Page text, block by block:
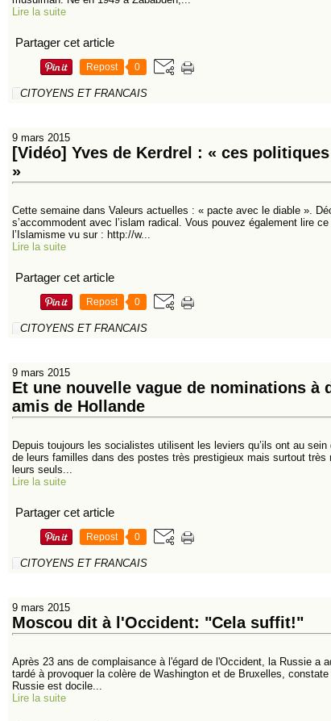
Lire la suite
Partager cet article
Repost 0
CITOYENS ET FRANCAIS
9 mars 2015
[Vidéo] Yves de Kerdrel : « ces
»
Cette semaine dans Valeurs actuelles : « pacte avec le diable ».
s’accommodent avec l’islam radical. Vous pouvez également lire
l’Islamisme vu sur : http://w...
Lire la suite
Partager cet article
Repost 0
CITOYENS ET FRANCAIS
9 mars 2015
Et une nouvelle vague de nominations
amis de Hollande
Depuis toujours les socialistes utilisent les leviers qu’ils ont au
de leurs familles dans des postes très prestigieux mais surtout très
leurs seuls...
Lire la suite
Partager cet article
Repost 0
CITOYENS ET FRANCAIS
9 mars 2015
Moscou dit à l'Occident: "Cela suffit!"
Après 23 ans de complaisance à l'égard de l'Occident, la Russie a
tardé à provoquer la colère de Washington et de Bruxelles,
Russie est docile...
Lire la suite